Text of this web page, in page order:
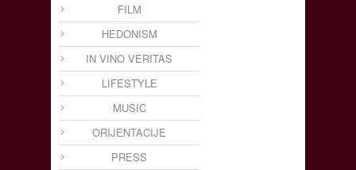
FILM
HEDONISM
IN VINO VERITAS
LIFESTYLE
MUSIC
ORIJENTACIJE
PRESS